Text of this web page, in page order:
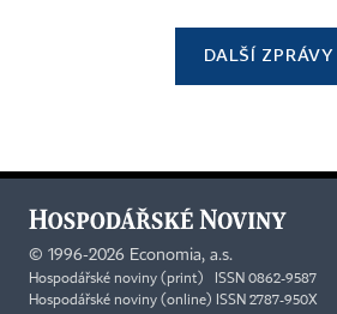
DALŠÍ ZPRÁVY
© 1996-2026 Economia, a.s.
Hospodářské noviny (print) ISSN 0862-9587
Hospodářské noviny (online) ISSN 2787-950X